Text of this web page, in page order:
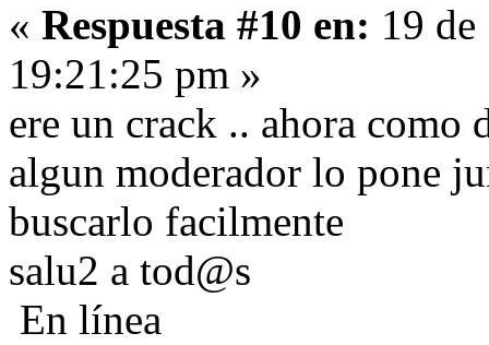
« Respuesta #10 en: 19
19:21:25 pm »
ere un crack .. ahora como
algun moderador lo pone
buscarlo facilmente
salu2 a tod@s
En línea